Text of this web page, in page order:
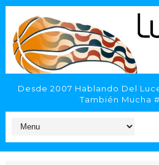
Desde 2007 Hablando Del
También Mucha